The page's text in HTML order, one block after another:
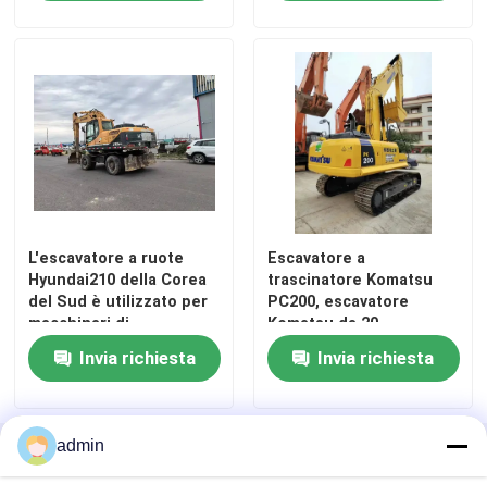
Casa.
Prodotti
Video
L'escavatore a ruote
Hyundai210 della Corea
del Sud è utilizzato per
macchinari di
costruzione mineraria.
Invia richiesta
Escavatore a
trascinatore Komatsu
PC200, escavatore
Komatsu da 20
tonnellate, originale
Invia richiesta
Casa
Mappa del sito
politica sulla riservatezza
admin